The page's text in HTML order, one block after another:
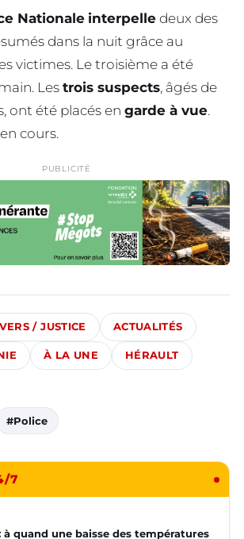
Nationale interpelle deux des
dans la nuit grâce au
victimes. Le troisième a été
Les trois suspects, âgés de
ont été placés en garde à vue.
cours.
PUBLICITÉ
/ JUSTICE ACTUALITÉS
À LA UNE HÉRAULT
#Police
7
à quand une baisse des températures